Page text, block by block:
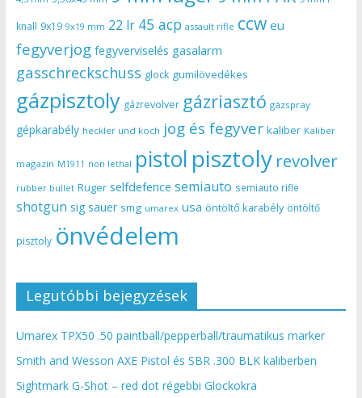
knall 9x19 9x19 mm 22 lr 45 acp assault rifle ccw eu
fegyverjog fegyverviselés gasalarm
gasschreckschuss glock gumilövedékes
gázpisztoly gázrevolver gázriasztó gázspray
gépkarabély heckler und koch jog és fegyver kaliber Kaliber
magazin M1911 non lethal pistol pisztoly revolver
rubber bullet Ruger selfdefence semiauto semiauto rifle
shotgun sig sauer smg umarex usa öntöltő karabély öntöltő
pisztoly önvédelem
Legutóbbi bejegyzések
Umarex TPX50 .50 paintball/pepperball/traumatikus marker
Smith and Wesson AXE Pistol és SBR .300 BLK kaliberben
Sightmark G-Shot – red dot régebbi Glockokra